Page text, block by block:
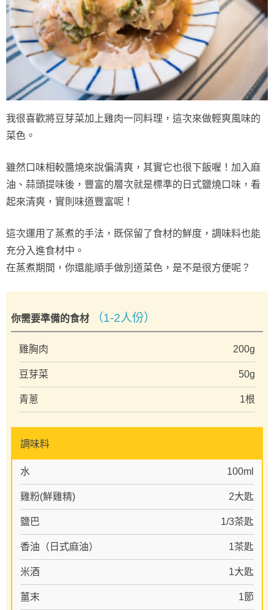
我很喜歡將豆芽菜加上雞肉一同料理，這次來做輕爽風味的
菜色。
雖然口味相較醬燒來說偏清爽，其實它也很下飯喔！加入麻
油、蒜頭提味後，豐富的層次就是標準的日式鹽燒口味，看
起來清爽，實則味道豐富呢！
這次運用了蒸煮的手法，既保留了食材的鮮度，調味料也能
充分入進食材中。
在蒸煮期間，你還能順手做別道菜色，是不是很方便呢？
你需要準備的食材 （1-2人份）
雞胸肉 200g
豆芽菜 50g
青蔥 1根
調味料
水 100ml
雞粉(鮮雞精) 2大匙
鹽巴 1/3茶匙
香油（日式麻油） 1茶匙
米酒 1大匙
薑末 1節